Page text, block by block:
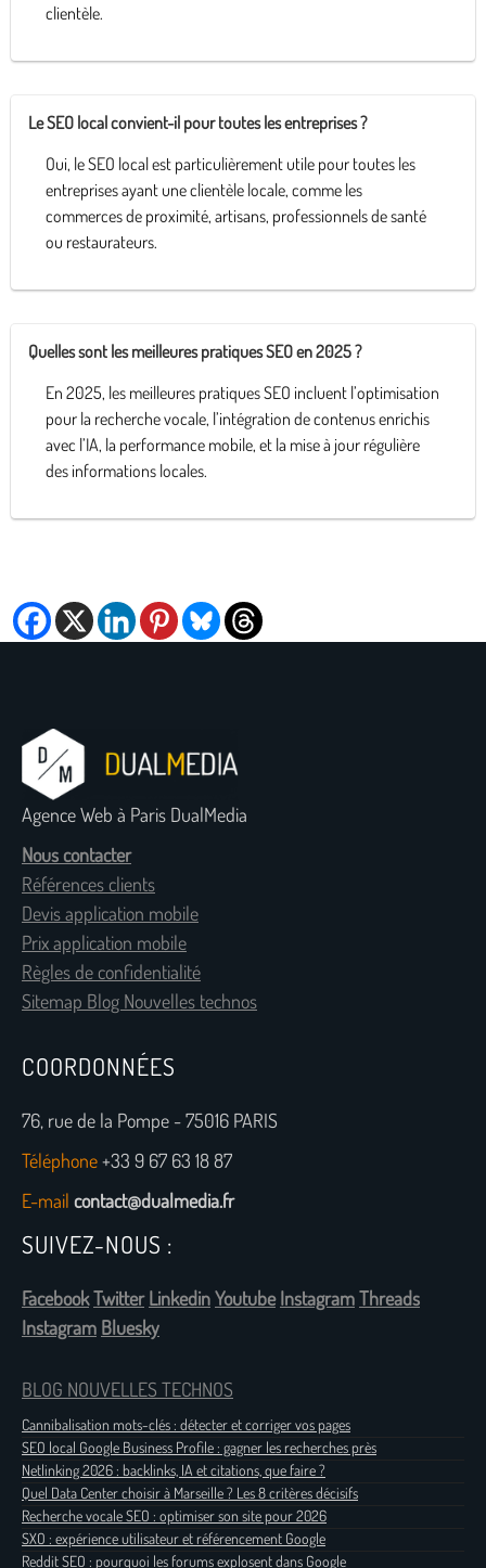
clientèle.
Le SEO local convient-il pour toutes les entreprises ?
Oui, le SEO local est particulièrement utile pour toutes les
entreprises ayant une clientèle locale, comme les
commerces de proximité, artisans, professionnels de santé
ou restaurateurs.
Quelles sont les meilleures pratiques SEO en 2025 ?
En 2025, les meilleures pratiques SEO incluent l’optimisation
pour la recherche vocale, l’intégration de contenus enrichis
avec l’IA, la performance mobile, et la mise à jour régulière
des informations locales.
Agence Web à Paris DualMedia
Nous contacter
Références clients
Devis application mobile
Prix application mobile
Règles de confidentialité
Sitemap Blog Nouvelles technos
COORDONNÉES
76, rue de la Pompe - 75016 PARIS
Téléphone+33 9 67 63 18 87
E-mail contact@dualmedia.fr
SUIVEZ-NOUS :
FacebookTwitter LinkedinYoutube InstagramThreads
Instagram Bluesky
BLOG NOUVELLES TECHNOS
Cannibalisation mots-clés : détecter et corriger vos pages
SEO local Google Business Profile : gagner les recherches près
Netlinking 2026 : backlinks, IA et citations, que faire ?
Quel Data Center choisir à Marseille ? Les 8 critères décisifs
Recherche vocale SEO : optimiser son site pour 2026
SXO : expérience utilisateur et référencement Google
Reddit SEO : pourquoi les forums explosent dans Google